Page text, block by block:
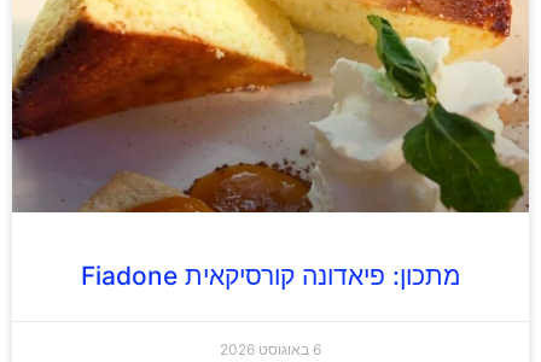
מתכון: פיאדונה קורסיקאית Fiadone
6 באוגוסט 2026